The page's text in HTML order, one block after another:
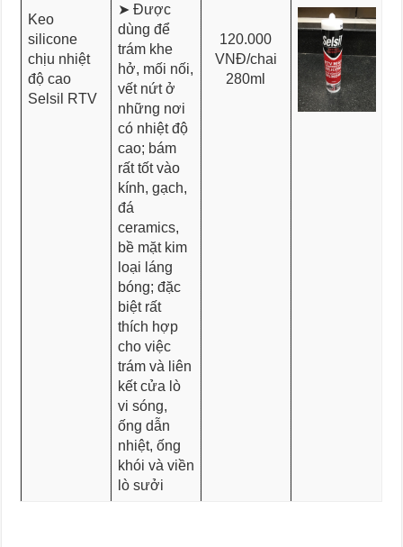
Keo
silicone
chịu nhiệt
độ cao
Selsil RTV
➤ Được
dùng để
trám khe
hở, mối nối,
vết nứt ở
những nơi
có nhiệt độ
cao; bám
rất tốt vào
kính, gạch,
đá
ceramics,
bề mặt kim
loại láng
bóng; đặc
biệt rất
thích hợp
cho việc
trám và liên
kết cửa lò
vi sóng,
ống dẫn
nhiệt, ống
khói và viền
lò sưởi
120.000
VNĐ/chai
280ml